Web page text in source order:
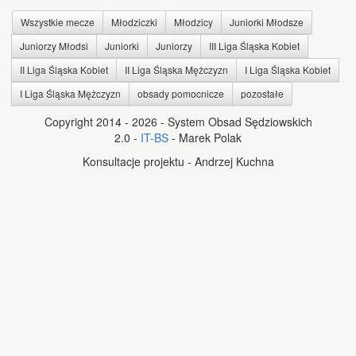
Wszystkie mecze Młodziczki Młodzicy
Juniorki Młodsze
Juniorzy Młodsi
Juniorki Juniorzy
III Liga Śląska Kobiet
II Liga Śląska Kobiet
II Liga Śląska Mężczyzn
I Liga Śląska Kobiet
I Liga Śląska Mężczyzn
obsady pomocnicze pozostałe
Copyright 2014 - 2026 - System Obsad Sędziowskich
2.0 - IT-BS - Marek Polak
Konsultacje projektu - Andrzej Kuchna